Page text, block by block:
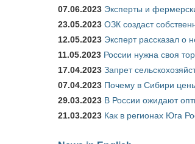
07.06.2023 Эксперты и
23.05.2023 ОЗК создаст
12.05.2023 Эксперт рассказал о
11.05.2023 России нужна своя
17.04.2023 Запрет
07.04.2023 Почему в Сибири
29.03.2023 В России ожидают
21.03.2023 Как в регионах Юга